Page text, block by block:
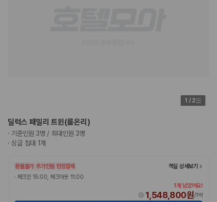
1 / 2
딜럭스 패밀리 트윈(룸온리)
· 기준인원 3명 / 최대인원 3명
·싱글 침대 1개
환불불가 추가인원 현장결제
객실 상세보기
· 체크인 15:00, 체크아웃 11:00
1개 남았어요!
1,548,800원/1박